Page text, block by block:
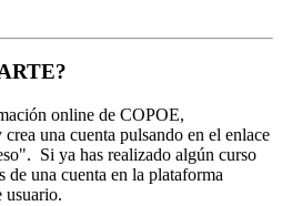
online de COPOE,
crea una cuenta pulsando en el enlace
Si ya has realizado algún curso
de una cuenta en la plataforma
usuario.